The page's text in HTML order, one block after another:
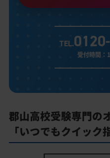
TEL.
受付時間
郡山高校受験専門の
「いつでもクイック